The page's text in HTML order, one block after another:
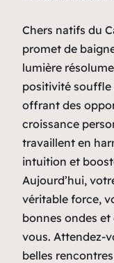
Chers natifs du
promet de
lumière
positivité souffle
offrant des
croissance
travaillent en
intuition et
Aujourd’hui,
véritable force,
bonnes ondes
vous. Attendez-
belles